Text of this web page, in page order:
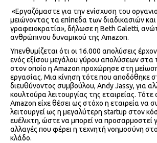
«Εργαζόμαστε για την ενίσχυση του
μειώνοντας τα επίπεδα των διαδικασιών
γραφειοκρατία», δήλωσε η Beth Galetti,
ανθρώπινου δυναμικού της Amazon.
Υπενθυμίζεται ότι οι 16.000 απολύσεις
ενός εξίσου μεγάλου γύρου απολύσεων στα
στον οποίο η Amazon προχώρησε στη
εργασίας. Μια κίνηση τότε που αποδόθηκε
διευθύνοντος συμβούλου, Andy Jassy, για
κουλτούρα λειτουργίας της εταιρείας. Τότε
Amazon είχε θέσει ως στόχο η εταιρεία να
λειτουργεί ως η μεγαλύτερη startup στον
ευέλικτη, ώστε να μπορεί να προσαρμοστεί
αλλαγές που φέρει η τεχνητή νοημοσύνη
κλάδο.